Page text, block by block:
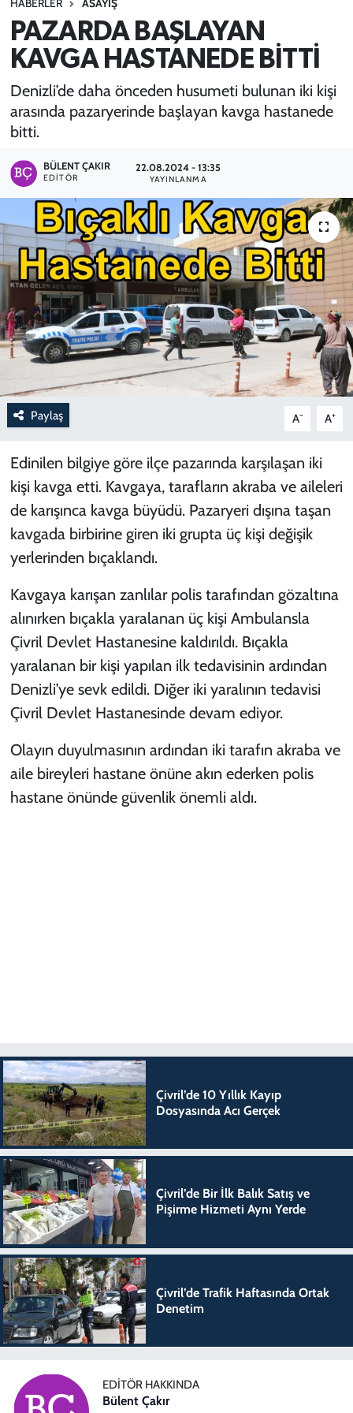
HABERLER ASAYİŞ
PAZARDA BAŞLAYAN
KAVGA HASTANEDE BİTTİ
Denizli’de daha önceden husumeti bulunan iki kişi
arasında pazaryerinde başlayan kavga hastanede
bitti.
BÜLENT ÇAKIR
EDITÖR
22.08.2024 - 13:35
YAYINLANMA
Paylaş A- A+
Edinilen bilgiye göre ilçe pazarında karşılaşan iki
kişi kavga etti. Kavgaya, tarafların akraba ve aileleri
de karışınca kavga büyüdü. Pazaryeri dışına taşan
kavgada birbirine giren iki grupta üç kişi değişik
yerlerinden bıçaklandı.
Kavgaya karışan zanlılar polis tarafından gözaltına
alınırken bıçakla yaralanan üç kişi Ambulansla
Çivril Devlet Hastanesine kaldırıldı. Bıçakla
yaralanan bir kişi yapılan ilk tedavisinin ardından
Denizli’ye sevk edildi. Diğer iki yaralının tedavisi
Çivril Devlet Hastanesinde devam ediyor.
Olayın duyulmasının ardından iki tarafın akraba ve
aile bireyleri hastane önüne akın ederken polis
hastane önünde güvenlik önemli aldı.
Çivril’de 10 Yıllık Kayıp
Dosyasında Acı Gerçek
Çivril’de Bir İlk Balık Satış ve
Pişirme Hizmeti Aynı Yerde
Çivril’de Trafik Haftasında Ortak
Denetim
EDITÖR HAKKINDA
Bülent Çakır
SPOR
TEKNOLOJİ
YAŞAM